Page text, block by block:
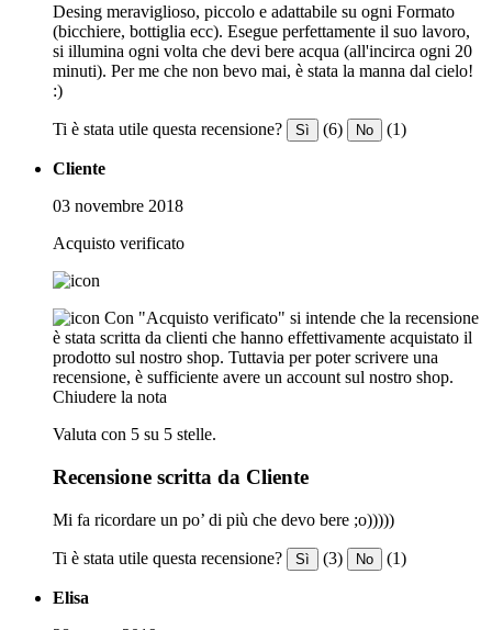
Desing meraviglioso, piccolo e adattabile su ogni Formato
(bicchiere, bottiglia ecc). Esegue perfettamente il suo lavoro,
si illumina ogni volta che devi bere acqua (all'incirca ogni 20
minuti). Per me che non bevo mai, è stata la manna dal cielo!
:)
Ti è stata utile questa recensione? Sì (6) No (1)
Cliente
03 novembre 2018
Acquisto verificato
Con "Acquisto verificato" si intende che la recensione
è stata scritta da clienti che hanno effettivamente acquistato il
prodotto sul nostro shop. Tuttavia per poter scrivere una
recensione, è sufficiente avere un account sul nostro shop.
Chiudere la nota
Valuta con 5 su 5 stelle.
Recensione scritta da Cliente
Mi fa ricordare un po’ di più che devo bere ;o)))))
Ti è stata utile questa recensione? Sì (3) No (1)
Elisa